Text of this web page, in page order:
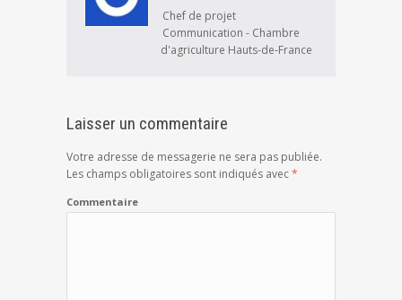
Chef de projet
Communication - Chambre
d'agriculture Hauts-de-France
Laisser un commentaire
Votre adresse de messagerie ne sera pas publiée.
Les champs obligatoires sont indiqués avec*
Commentaire